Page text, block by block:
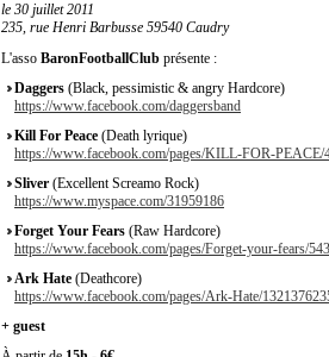
le 30 juillet 2011
235, rue Henri Barbusse 59540 Caudry
L'asso BaronFootballClub présente :
Daggers (Black, pessimistic & angry Hardcore)
https://www.facebook.com/daggersband
Kill For Peace (Death lyrique)
https://www.facebook.com/pages/KILL-FOR-PEACE/
Sliver (Excellent Screamo Rock)
https://www.myspace.com/31959186
Forget Your Fears (Raw Hardcore)
https://www.facebook.com/pages/Forget-your-fears/
Ark Hate (Deathcore)
https://www.facebook.com/pages/Ark-Hate/
+ guest